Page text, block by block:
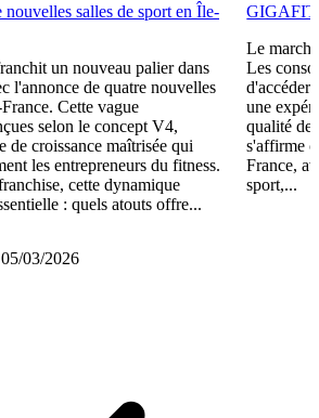
salles de sport en Île-
un nouveau palier dans
l'annonce de quatre nouvelles
Cette vague
selon le concept V4,
de croissance maîtrisée qui
les entrepreneurs du fitness.
cette dynamique
: quels atouts offre...
GIGAFIT
Le
Les
d'accéder
une
qualité
s'affirme
France,
sport,...
03/2026